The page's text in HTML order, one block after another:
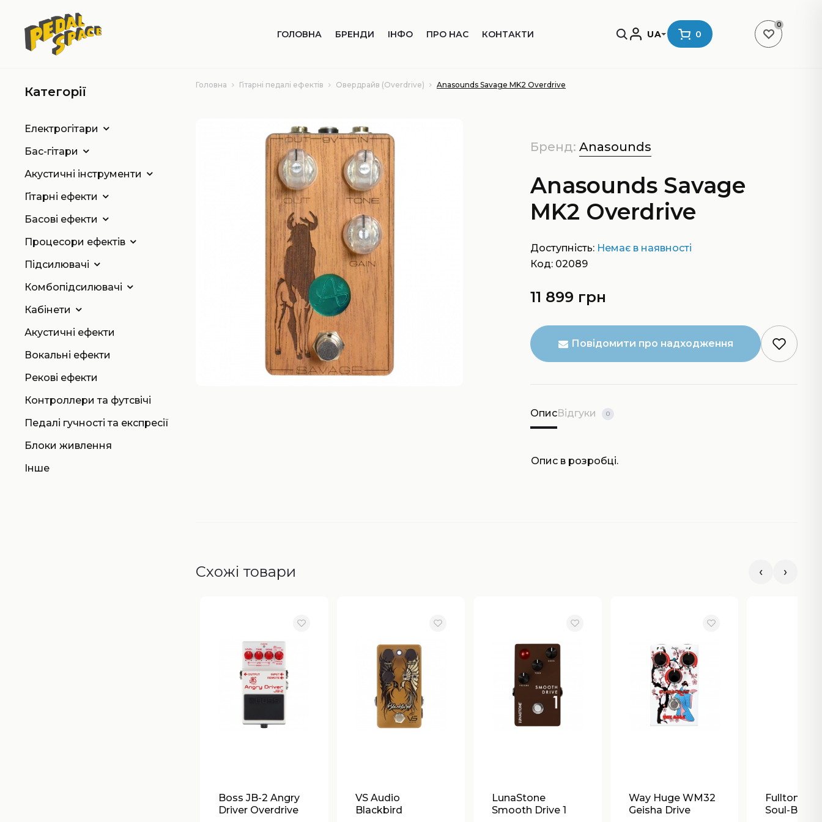
ГОЛОВНА БРЕНДИ ІНФО ПРО НАС КОНТАКТИ UA 0
0
Головна Гітарні педалі ефектів Овердрайв (Overdrive) Anasounds Savage MK2 Overdrive
Бренд: Anasounds
Anasounds Savage
MK2 Overdrive
Доступність: Немає в наявності
Код: 02089
11 899 грн
Повідомити про надходження
ОписВідгуки 0
Опис в розробці.
Схожі товари ‹ ›
Boss JB-2 Angry
Driver Overdrive
VS Audio
Blackbird
LunaStone
Smooth Drive 1
Way Huge WM32
Geisha Drive
Fulltone
Soul-
Категорії
Електрогітари
Бас-гітари
Акустичні інструменти
Гітарні ефекти
Басові ефекти
Процесори ефектів
Підсилювачі
Комбопідсилювачі
Кабінети
Акустичні ефекти
Вокальні ефекти
Рекові ефекти
Контроллери та футсвічі
Педалі гучності та експресії
Блоки живлення
Інше